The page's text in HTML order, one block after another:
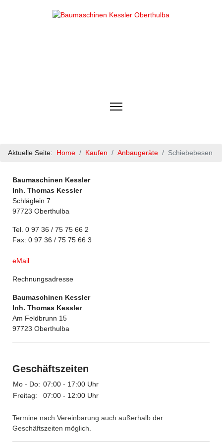
Aktuelle Seite: Home Kaufen Anbaugeräte Schiebebesen
Baumaschinen Kessler
Inh. Thomas Kessler
Schläglein 7
97723 Oberthulba
Tel. 0 97 36 / 75 75 66 2
Fax: 0 97 36 / 75 75 66 3
eMail
Rechnungsadresse
Baumaschinen Kessler
Inh. Thomas Kessler
Am Feldbrunn 15
97723 Oberthulba
Geschäftszeiten
Mo - Do: 07:00 - 17:00 Uhr
Freitag:
07:00 - 12:00 Uhr
Termine nach Vereinbarung auch außerhalb der
Geschäftszeiten möglich.